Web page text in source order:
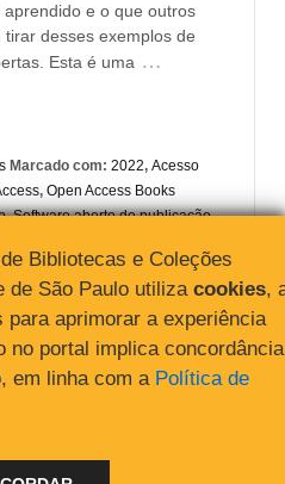
aprendido e o que outros
tirar desses exemplos de
Esta é uma …
Marcado com: 2022, Acesso
, Open Access Books
,Software aberto de publicação
Bibliotecas e Coleções
de São Paulo utiliza cookies,
aprimorar a experiência
no portal implica concordância
em linha com a Política de